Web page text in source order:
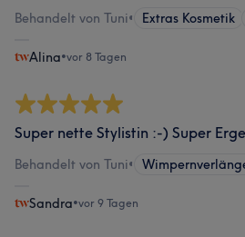
Behandelt von Tuni• Extras Kosmetik
Alina•vor 8 Tagen
Super nette Stylistin :-) Super
Behandelt von Tuni•
Sandra•vor 9 Tagen